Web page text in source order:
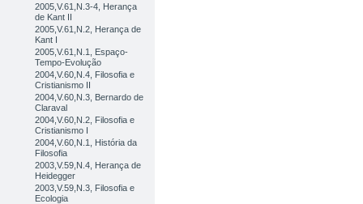
2005,V.61,N.3-4, Herança
de Kant II
2005,V.61,N.2, Herança de
Kant I
2005,V.61,N.1, Espaço-
Tempo-Evolução
2004,V.60,N.4, Filosofia e
Cristianismo II
2004,V.60,N.3, Bernardo de
Claraval
2004,V.60,N.2, Filosofia e
Cristianismo I
2004,V.60,N.1, História da
Filosofia
2003,V.59,N.4, Herança de
Heidegger
2003,V.59,N.3, Filosofia e
Ecologia